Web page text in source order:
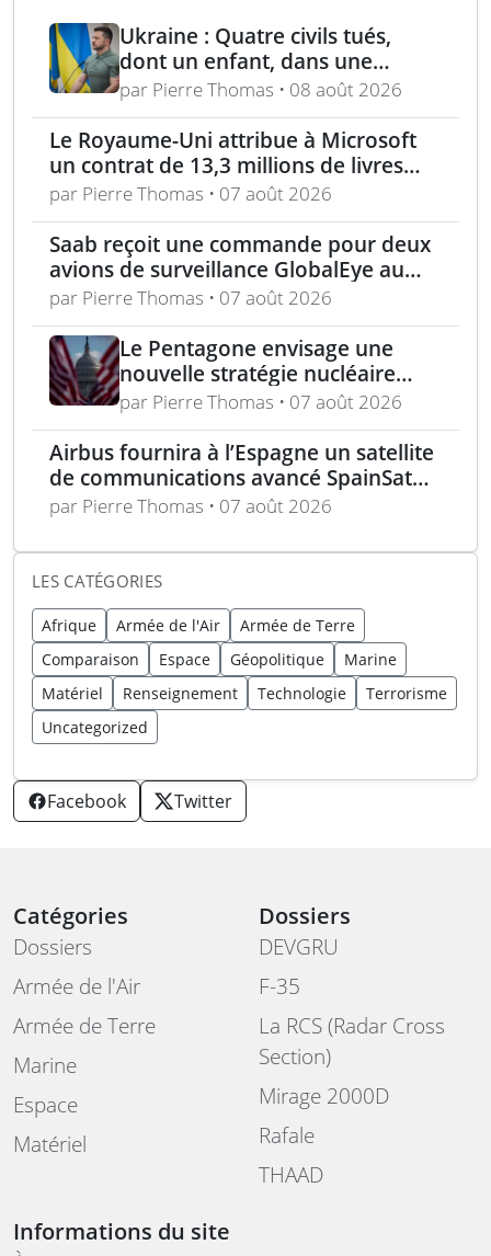
Ukraine : Quatre civils tués,
dont un enfant, dans une
attaque russe par missile
balistique sur Kiev – Deux
raffineries russes visées par
l’Ukraine
par Pierre Thomas • 08 août 2026
Le Royaume-Uni attribue à Microsoft
un contrat de 13,3 millions de livres
pour l’analyse des menaces
par Pierre Thomas • 07 août 2026
Saab reçoit une commande pour deux
avions de surveillance GlobalEye au
Moyen-Orient
par Pierre Thomas • 07 août 2026
Le Pentagone envisage une
nouvelle stratégie nucléaire
pour dissuader les conflits
régionaux
par Pierre Thomas • 07 août 2026
Airbus fournira à l’Espagne un satellite
de communications avancé SpainSat
NG-III
par Pierre Thomas • 07 août 2026
LES CATÉGORIES
Afrique Armée de l'Air
Armée de Terre
Comparaison
Espace Géopolitique
Marine
Matériel
Renseignement Technologie
Terrorisme
Uncategorized
Facebook Twitter
Catégories
Dossiers
Armée de l'Air
Armée de Terre
Marine
Espace
Matériel
Dossiers
DEVGRU
F-35
La RCS (Radar Cross
Section)
Mirage 2000D
Rafale
THAAD
Informations du site